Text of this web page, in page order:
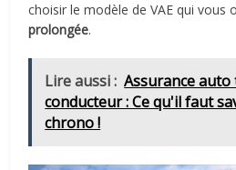
choisir le modèle de VAE qui vous
prolongée.
Lire aussi : Assurance
conducteur : Ce qu'il faut
chrono !